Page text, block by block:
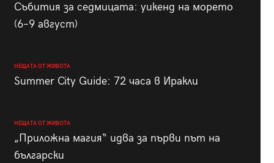
Събития за седмицата: уикенд на морето
(6–9 август)
НЕЩАТА ОТ ЖИВОТА
Summer City Guide: 72 часа в Иракли
НЕЩАТА ОТ ЖИВОТА
„Приложна магия“ идва за първи път на
български